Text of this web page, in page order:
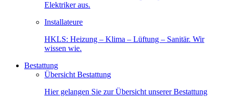
Elektriker aus.
Installateure
HKLS: Heizung – Klima – Lüftung – Sanitär. Wir
wissen wie.
Bestattung
Übersicht Bestattung
Hier gelangen Sie zur Übersicht unserer Bestattung